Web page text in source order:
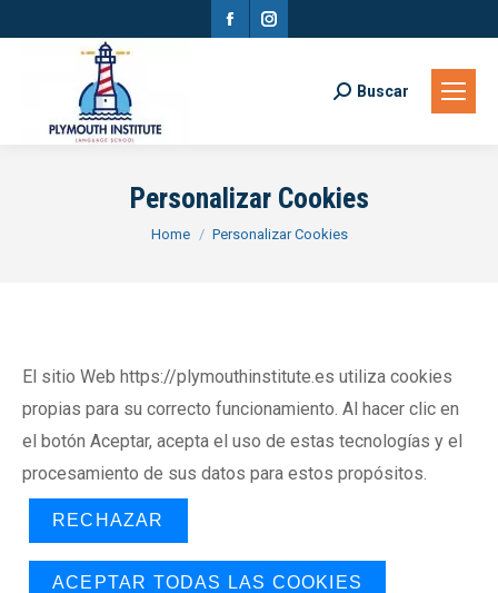
Facebook
window
Instagram
window
Search:
Buscar
Personalizar Cookies
You are here:
Home Personalizar Cookies
El sitio Web https://plymouthinstitute.es utiliza cookies
propias para su correcto funcionamiento. Al hacer clic en
el botón Aceptar, acepta el uso de estas tecnologías y el
procesamiento de sus datos para estos propósitos.
RECHAZAR
ACEPTAR TODAS LAS COOKIES